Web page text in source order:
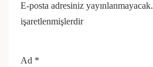
E-posta adresiniz yayınlanmayacak.
işaretlenmişlerdir
Ad *